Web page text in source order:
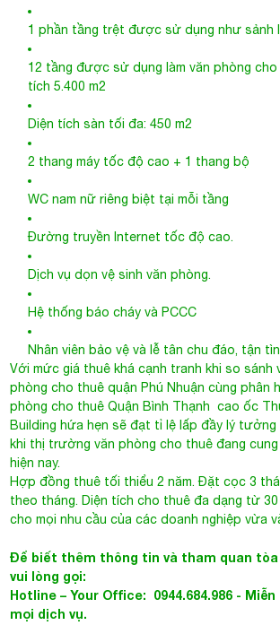
1 phần tầng trệt được sử dụng như sảnh
12 tầng được sử dụng làm văn phòng
tích 5.400 m2
Diện tích sàn tối đa: 450 m2
2 thang máy tốc độ cao + 1 thang bộ
WC nam nữ riêng biệt tại mỗi tầng
Đường truyền Internet tốc độ cao.
Dịch vụ dọn vệ sinh văn phòng.
Hệ thống báo cháy và PCCC
Nhân viên bảo vệ và lễ tân chu đáo, tận
Với mức giá thuê khá cạnh tranh khi so sánh
phòng cho thuê quận Phú Nhuận cùng phân
phòng cho thuê Quận Bình Thạnh cao ốc
Building hứa hẹn sẽ đạt tỉ lệ lấp đầy lý tưởng
khi thị trường văn phòng cho thuê đang
hiện nay.
Hợp đồng thuê tối thiểu 2 năm. Đặt cọc 3
theo tháng. Diện tích cho thuê đa dạng từ 30
cho mọi nhu cầu của các doanh nghiệp vừa
Để biết thêm thông tin và tham quan tòa
vui lòng gọi:
Hotline – Your Office: 0944.684.986 - Miễn
mọi dịch vụ.